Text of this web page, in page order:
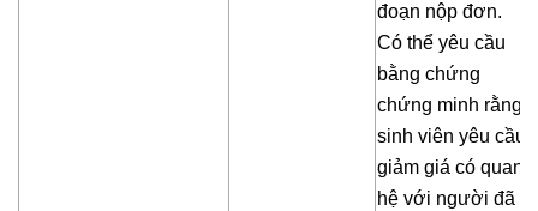
đoạn nộp đơn.
Có thể yêu cầu
bằng chứng
chứng minh rằng
sinh viên yêu cầu
giảm giá có quan
hệ với người đã